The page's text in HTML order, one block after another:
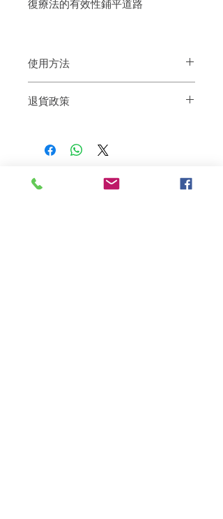
復療法的有效性鋪平道路
使用方法
髮上，浸透所有髮絲。梳理一下。讓螯合
敷上 K18 免沖洗Mask。
處理後，根據需要加熱或延長處理時間最
多 30 分鐘。以 K18 PEPTIDE PREP 排毒
退貨政策
到我們的產品後的前7天內通過電子郵件
費。謝謝。​
Related Products